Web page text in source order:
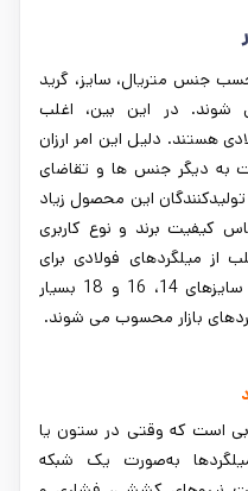
جنس متریال، سایز، گرید
شوند. در این بین، اغلب
هستند. دلیل این امر ارزان
به دیگر جنس ها و تقاضای
این محصول زیاد
کیفیت برند و نوع کاربری
از میلگردهای فولادی برای
ساختمان سازی استفاده می شود، سایزهای 14، 16 و 18 بسیار
بازار محسوب می شوند.
خوبی است که وقتی در ستون یا
به‌صورت یک شبکه